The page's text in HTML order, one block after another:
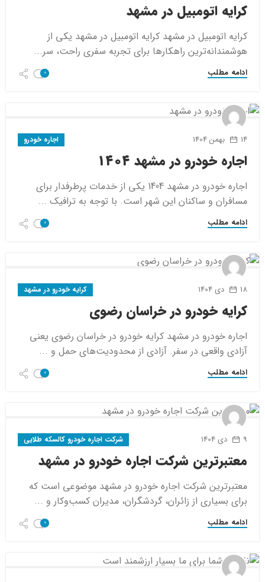
کرایه اتومبیل در مشهد
کرایه اتومبیل در مشهد کرایه اتومبیل در مشهد یکی از
هوشمندانه‌ترین راهکارها برای تجربه سفری راحت، سر...
ادامه مطلب 0
14 بهمن 1404 اجاره خودرو
اجاره خودرو در مشهد 1404
اجاره خودرو در مشهد 1404 یکی از خدمات پرطرفدار برای
مسافران و ساکنان این شهر است. با توجه به ترافیک ...
ادامه مطلب 0
18 دی 1404 کرایه خودرو در مشهد
کرایه خودرو در خراسان رضوی
اجاره خودرو در مشهد کرایه خودرو در خراسان رضوی یعنی
آزادی واقعی در سفر. آزادی از محدودیت‌های حمل و ...
ادامه مطلب 0
9 دی 1404 شرکت اجاره خودرو کالسکه طلایی
معتبرترین شرکت اجاره خودرو در مشهد
معتبرترین شرکت اجاره خودرو در مشهد موضوعی است که
برای بسیاری از زائران، گردشگران، مدیران کسب‌وکار و ...
ادامه مطلب 0